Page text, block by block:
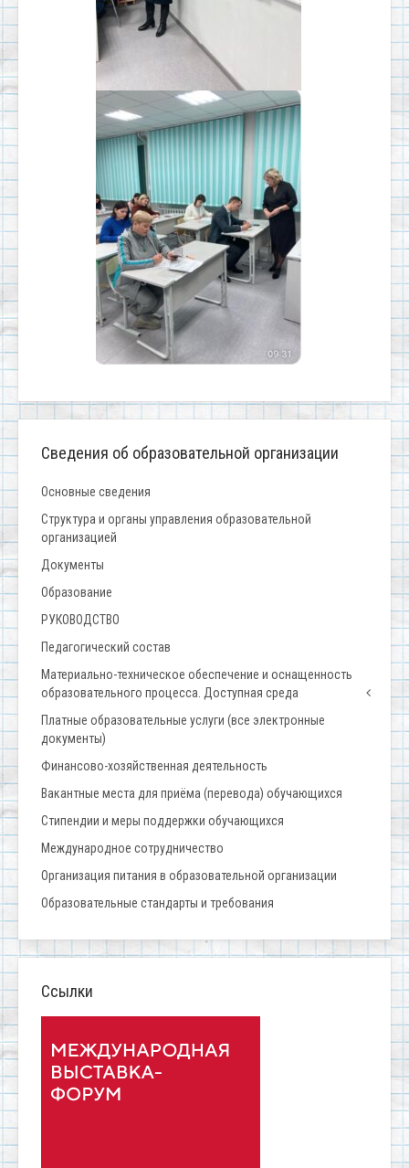
Сведения об образовательной организации
Основные сведения
Структура и органы управления образовательной
организацией
Документы
Образование
РУКОВОДСТВО
Педагогический состав
Материально-техническое обеспечение и оснащенность
образовательного процесса. Доступная среда
Платные образовательные услуги (все электронные
документы)
Финансово-хозяйственная деятельность
Вакантные места для приёма (перевода) обучающихся
Стипендии и меры поддержки обучающихся
Международное сотрудничество
Организация питания в образовательной организации
Образовательные стандарты и требования
Ссылки